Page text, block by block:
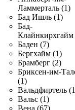
Ламмерталь (1)
Бад Ишль (1)
Бад-
Клайнкирхгайм
Баден (7)
Бергхайм (1)
Брамберг (2)
Бриксен-им-
(1)
Вальдфиртель
Вальс (1)
Вена (67)